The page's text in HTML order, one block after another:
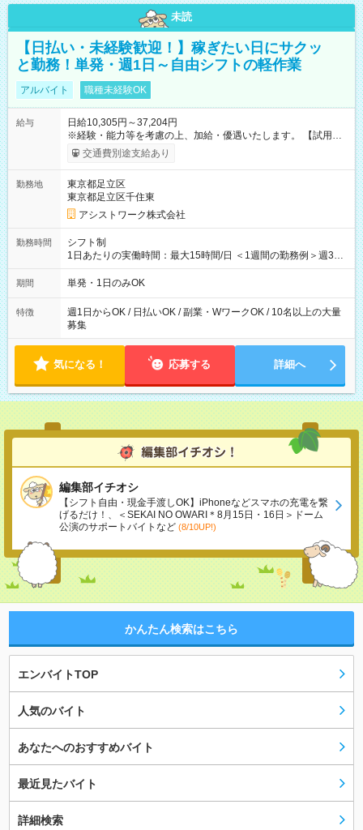
未読
【日払い・未経験歓迎！】稼ぎたい日にサクッ
と勤務！単発・週1日～自由シフトの軽作業
アルバイト 職種未経験OK
給与
日給10,305円～37,204円
※経験・能力等を考慮の上、加給・優遇いたします。 【試用期
間】試用期間なし
交通費別途支給あり
勤務地
東京都足立区
東京都足立区千住東
アシストワーク株式会社
勤務時間
シフト制
1日あたりの実働時間：最大15時間/日 ＜1週間の勤務例＞週3回
勤務 勤務：月・水・金 休み：火・木・土・日 好きな時にお仕事
可能です！ ※1日あたりの最大実働時間は日勤、夜勤共に勤務し
期間 単発・1日のみOK
特徴
週1日からOK / 日払いOK / 副業・WワークOK / 10名以上の大量
募集
気になる！ 応募する 詳細へ
編集部イチオシ
【シフト自由・現金手渡しOK】iPhoneなどスマホの充電を繋
げるだけ！、＜SEKAI NO OWARI＊8月15日・16日＞ドーム
公演のサポートバイトなど (8/10UP!)
かんたん検索はこちら
エンバイトTOP
人気のバイト
あなたへのおすすめバイト
最近見たバイト
詳細検索